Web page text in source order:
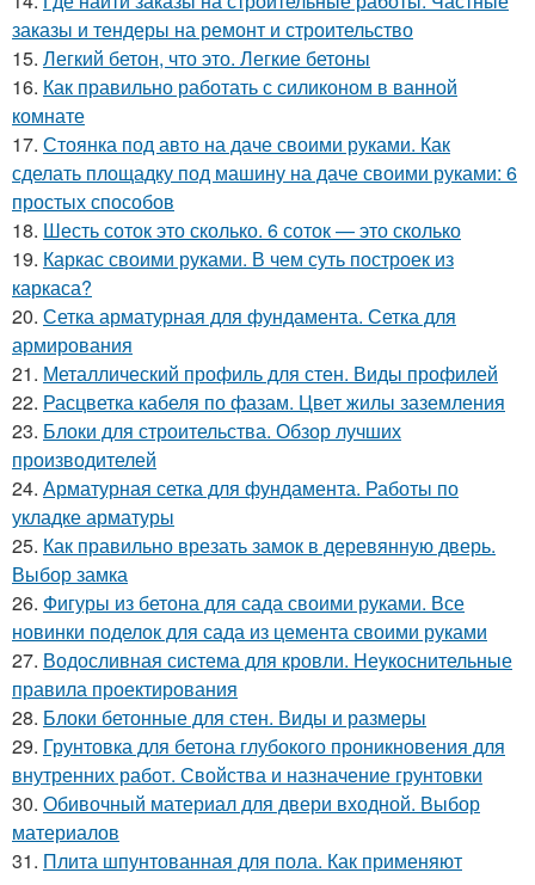
заказы и тендеры на ремонт и строительство
15. Легкий бетон, что это. Легкие бетоны
16. Как правильно работать с силиконом в ванной
комнате
17. Стоянка под авто на даче своими руками. Как
сделать площадку под машину на даче своими руками: 6
простых способов
18. Шесть соток это сколько. 6 соток — это сколько
19. Каркас своими руками. В чем суть построек из
каркаса?
20. Сетка арматурная для фундамента. Сетка для
армирования
21. Металлический профиль для стен. Виды профилей
22. Расцветка кабеля по фазам. Цвет жилы заземления
23. Блоки для строительства. Обзор лучших
производителей
24. Арматурная сетка для фундамента. Работы по
укладке арматуры
25. Как правильно врезать замок в деревянную дверь.
Выбор замка
26. Фигуры из бетона для сада своими руками. Все
новинки поделок для сада из цемента своими руками
27. Водосливная система для кровли. Неукоснительные
правила проектирования
28. Блоки бетонные для стен. Виды и размеры
29. Грунтовка для бетона глубокого проникновения для
внутренних работ. Свойства и назначение грунтовки
30. Обивочный материал для двери входной. Выбор
материалов
31. Плита шпунтованная для пола. Как применяют